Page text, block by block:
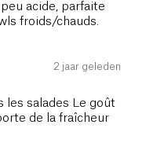
acide, parfaite
froids/chauds.
2 jaar geleden
les salades Le goût
de la fraîcheur